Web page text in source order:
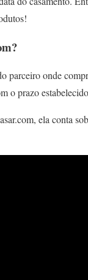
parceiro onde
o prazo
ela conta